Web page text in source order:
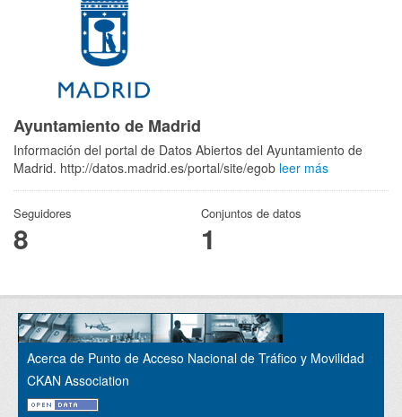
Ayuntamiento de Madrid
Información del portal de Datos Abiertos del Ayuntamiento de
Madrid. http://datos.madrid.es/portal/site/egob leer más
Seguidores
8
Conjuntos de datos
1
Acerca de Punto de Acceso Nacional de Tráfico y Movilidad
CKAN Association